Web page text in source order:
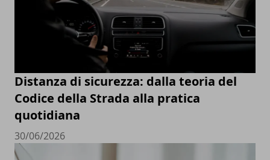
Distanza di sicurezza: dalla teoria del
Codice della Strada alla pratica
quotidiana
30/06/2026